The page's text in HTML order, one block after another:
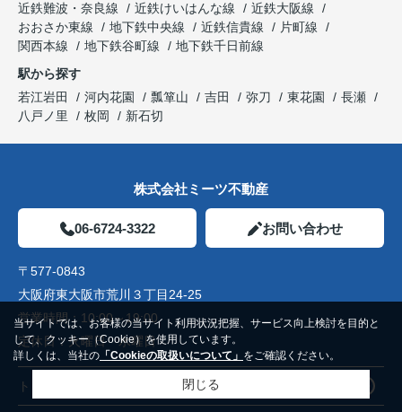
近鉄難波・奈良線
近鉄けいはんな線
近鉄大阪線
おおさか東線
地下鉄中央線 近鉄信貴線
片町線
関西本線
地下鉄谷町線
地下鉄千日前線
駅から探す
若江岩田
河内花園 瓢箪山 吉田 弥刀 東花園
長瀬
八戸ノ里
枚岡 新石切
株式会社ミーツ不動産
06-6724-3322 お問い合わせ
〒577-0843
大阪府東大阪市荒川３丁目24-25
営業時間： 10:00～19:00
定休日：火曜日 水曜日
トップページ
当サイトでは、お客様の当サイト利用状況把握、サービス向上検討を目的と
して、クッキー（Cookie）を使用しています。
詳しくは、当社の 「Cookieの取扱いについて」 をご確認ください。
閉じる